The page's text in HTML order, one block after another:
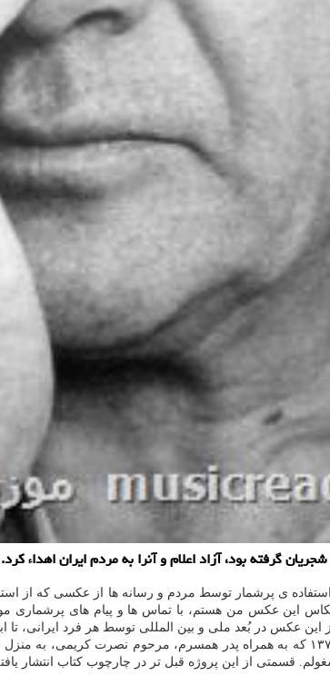
گرفته بود، آزاد اعلام و آنرا به مردم ایران اهداء كرد.
ی پرشمار توسط مردم و رسانه ها از عکسی که از
گردید عکاس این عکس من هستم، با تماس ها و پیام های
این عکس در بُعد ملی و بین المللی توسط هر فرد ایرانی، تا
او همین طور درباره ی زمان گرفته شدن این عکس اظهار داشت: سال ۱۳۷۷ که به